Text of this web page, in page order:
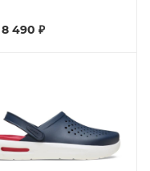
8 490 ₽